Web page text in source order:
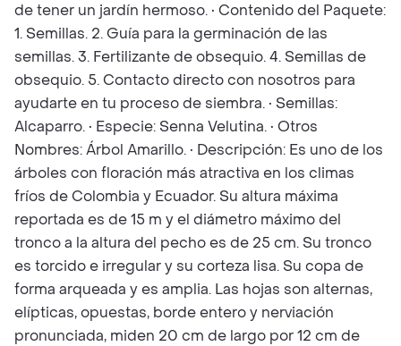
de tener un jardín hermoso. • Contenido del Paquete:
1. Semillas. 2. Guía para la germinación de las
semillas. 3. Fertilizante de obsequio. 4. Semillas de
obsequio. 5. Contacto directo con nosotros para
ayudarte en tu proceso de siembra. • Semillas:
Alcaparro. • Especie: Senna Velutina. • Otros
Nombres: Árbol Amarillo. • Descripción: Es uno de los
árboles con floración más atractiva en los climas
fríos de Colombia y Ecuador. Su altura máxima
reportada es de 15 m y el diámetro máximo del
tronco a la altura del pecho es de 25 cm. Su tronco
es torcido e irregular y su corteza lisa. Su copa de
forma arqueada y es amplia. Las hojas son alternas,
elípticas, opuestas, borde entero y nerviación
pronunciada, miden 20 cm de largo por 12 cm de